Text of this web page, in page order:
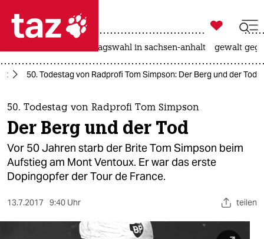
 taz zahl ich
taz zahl ich
themen
politik
öko
gesellschaft

taz zahl ich
landtagswahl in sachsen-anhalt gewalt
50. Todestag von Radprofi Tom Simpson: Der Berg und der Tod
50. Todestag von Radprofi Tom Simpson
Der Berg und der Tod
Vor 50 Jahren starb der Brite Tom Simpson beim
Aufstieg am Mont Ventoux. Er war das erste
Dopingopfer der Tour de France.
13.7.2017 9:40 Uhr teilen